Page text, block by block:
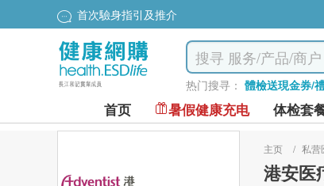
首次驗身指引及推介
热门搜寻： 體檢送現金券/
首页 暑假健康充电 体检套
主页 / 私营
港安医